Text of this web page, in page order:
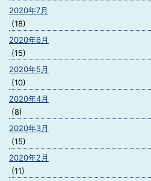
2020年7月
(18)
2020年6月
(15)
2020年5月
(10)
2020年4月
(8)
2020年3月
(15)
2020年2月
(11)